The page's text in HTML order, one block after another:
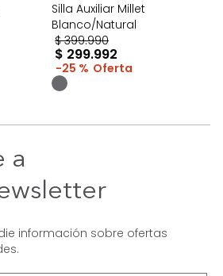
Silla Auxiliar Millet
Blanco/Natural
$ 399.990
$ 299.992
25 %
a
información sobre ofertas